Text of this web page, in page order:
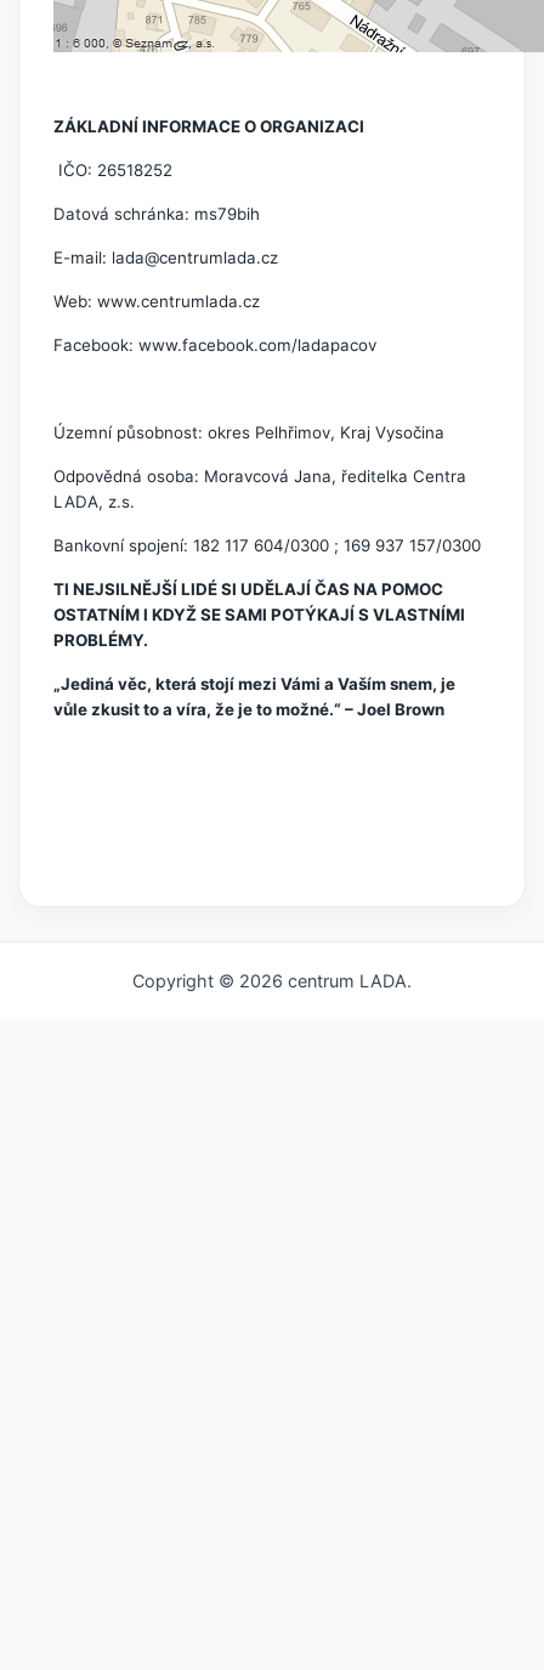
ZÁKLADNÍ INFORMACE O ORGANIZACI
IČO: 26518252
Datová schránka: ms79bih
E-mail: lada@centrumlada.cz
Web: www.centrumlada.cz
Facebook: www.facebook.com/ladapacov
Územní působnost: okres Pelhřimov, Kraj Vysočina
Odpovědná osoba: Moravcová Jana, ředitelka Centra
LADA, z.s.
Bankovní spojení: 182 117 604/0300 ; 169 937 157/0300
TI NEJSILNĚJŠÍ LIDÉ SI UDĚLAJÍ ČAS NA POMOC
OSTATNÍM I KDYŽ SE SAMI POTÝKAJÍ S VLASTNÍMI
PROBLÉMY.
„Jediná věc, která stojí mezi Vámi a Vaším snem, je
vůle zkusit to a víra, že je to možné.“ – Joel Brown
Copyright © 2026 centrum LADA.